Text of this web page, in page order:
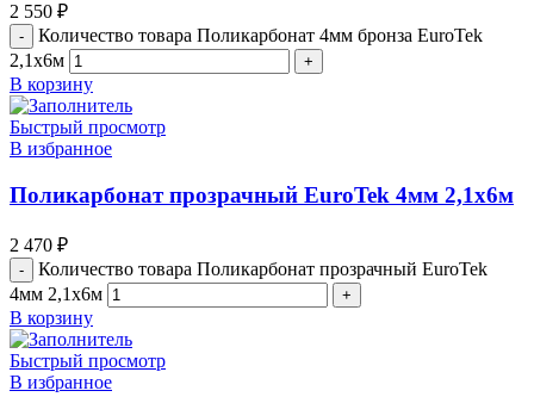
2 550 ₽
Количество товара Поликарбонат 4мм бронза EuroTek
2,1х6м
В корзину
Быстрый просмотр
В избранное
Поликарбонат прозрачный EuroTek 4мм 2,1х6м
2 470 ₽
Количество товара Поликарбонат прозрачный EuroTek
4мм 2,1х6м
В корзину
Быстрый просмотр
В избранное